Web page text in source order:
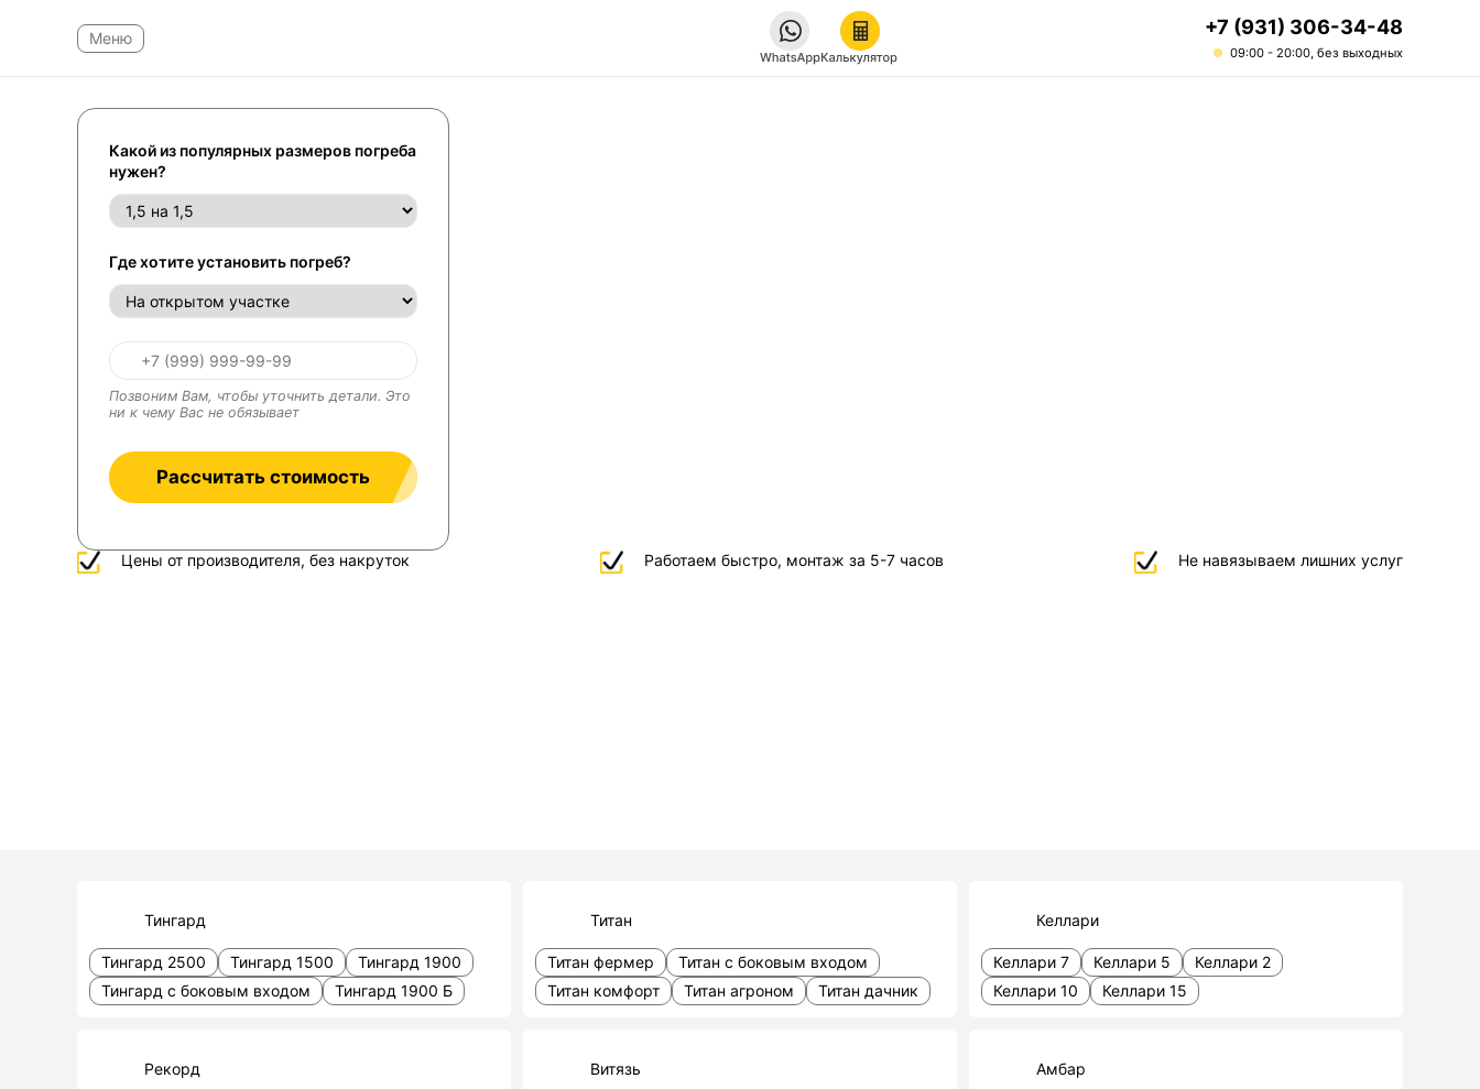
+7 (931) 306-34-48
09:00 - 20:00, без выходных
Какой из популярных размеров погреба
нужен?
Где хотите установить погреб?
Позвоним Вам, чтобы уточнить детали. Это
ни к чему Вас не обязывает
Рассчитать стоимость
Цены от производителя, без накруток Работаем быстро, монтаж за 5-7 часов Не навязываем лишних услуг
Тингард
Тингард 2500 Тингард 1500
Тингард 1900
Тингард с боковым входом
Тингард 1900 Б
Титан
Титан фермер
Титан с боковым входом
Титан комфорт
Титан агроном Титан дачник
Келлари
Келлари 7 Келлари 5
Келлари 2
Келлари 10
Келлари 15
Рекорд Витязь Амбар